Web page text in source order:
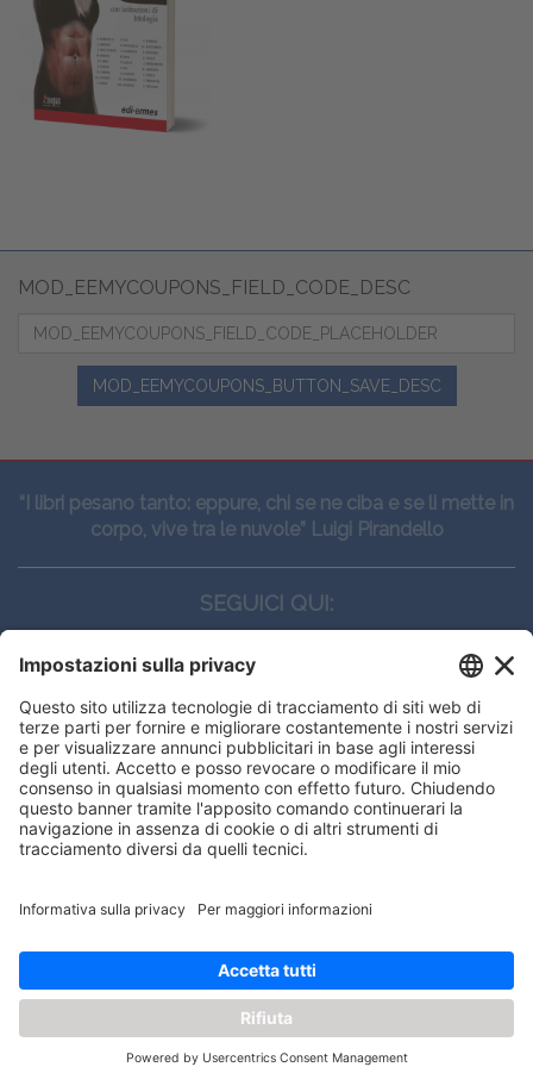
you get the best experience on our
Got it!
MOD_EEMYCOUPONS_FIELD_CODE_DESC
MOD_EEMYCOUPONS_BUTTON_SAVE_DESC
“I libri pesano tanto: eppure, chi se ne ciba e se li mette in
corpo, vive tra le nuvole” Luigi Pirandello
SEGUICI QUI:
CONTATTI
Edi.Ermes srl
Viale E. Forlanini, 21 - 20134, Milano
(+39)027021121
E-mail:eeinfo@eenet.it
ORARI
Lunedì — Giovedì: - 08:30 - 13:00 – 14:00 - 17:30
Venerdì: - 08:30 - 13:00 – 14:00 - 16:00